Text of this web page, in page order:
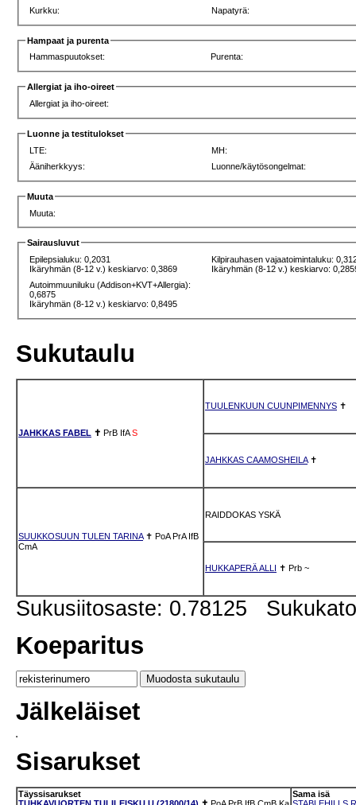
Kurkku:
Napatyrä:
Hampaat ja purenta
Hammaspuutokset:
Purenta:
Allergiat ja iho-oireet
Allergiat ja iho-oireet:
Luonne ja testitulokset
LTE:
MH:
Ääniherkkyys:
Luonne/käytösongelmat:
Muuta
Muuta:
Sairausluvut
Epilepsialuku: 0,2031
Ikäryhmän (8-12 v.) keskiarvo: 0,3869
Kilpirauhasen vajaatoimintaluku:
Ikäryhmän (8-12 v.) keskiarvo:
Autoimmuuniluku (Addison+KVT+Allergia):
0,6875
Ikäryhmän (8-12 v.) keskiarvo: 0,8495
Sukutaulu
JAHKKAS FABEL ✝ PrB IfA S
TUULENKUUN CUUNPIMENNYS ✝
JAHKKAS CAAMOSHEILA✝
SUUKKOSUUN TULEN TARINA✝ PoA PrA IfB
CmA
RAIDDOKAS YSKÄ
HUKKAPERÄ ALLI ✝ Prb ~
Sukusiitosaste: 0.78125
Koeparitus
Jälkeläiset
Sisarukset
Täyssisarukset
Sama isä